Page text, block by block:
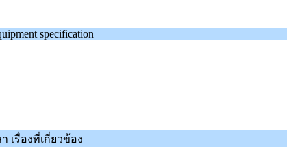
specification
เรื่องที่เกี่ยวข้อง